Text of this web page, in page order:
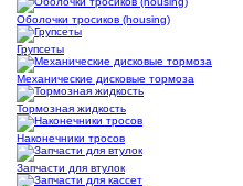
Оболочки тросиков (housing)
Групсеты
Механические дисковые тормоза
Тормозная жидкость
Наконечники тросов
Запчасти для втулок